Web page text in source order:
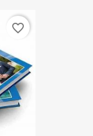
favorite_border